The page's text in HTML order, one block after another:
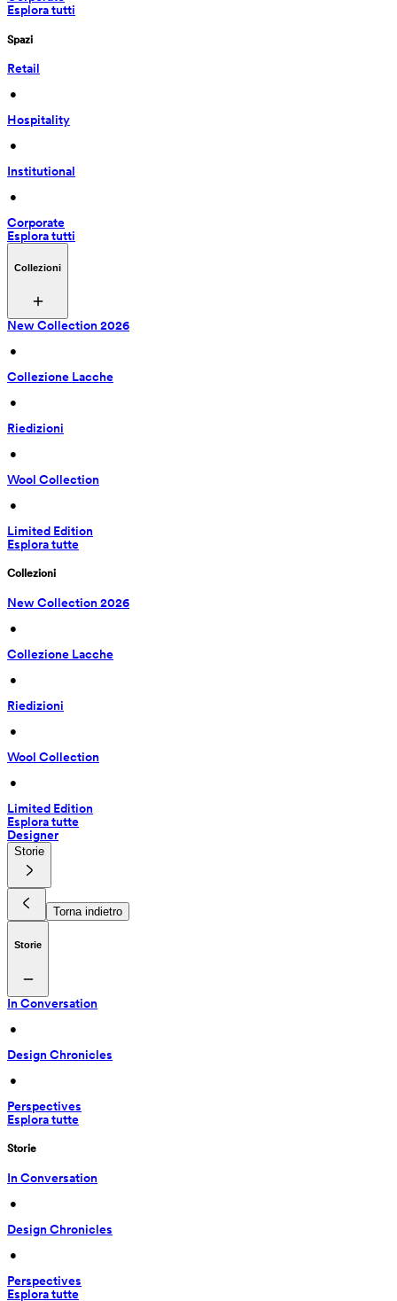
Esplora tutti
Spazi
Retail
•
Hospitality
•
Institutional
•
Corporate
Esplora tutti
Collezioni
New Collection 2026
•
Collezione Lacche
•
Riedizioni
•
Wool Collection
•
Limited Edition
Esplora tutte
Collezioni
New Collection 2026
•
Collezione Lacche
•
Riedizioni
•
Wool Collection
•
Limited Edition
Esplora tutte
Designer
Storie
Torna indietro
Storie
In Conversation
•
Design Chronicles
•
Perspectives
Esplora tutte
Storie
In Conversation
•
Design Chronicles
•
Perspectives
Esplora tutte